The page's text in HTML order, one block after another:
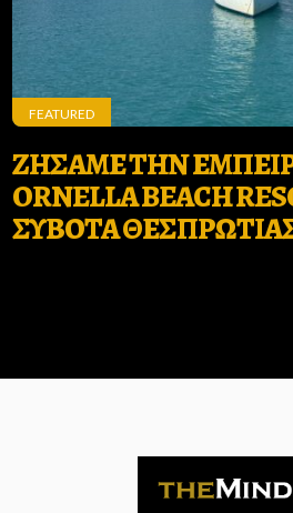
FEATURED
ΖΗΣΑΜΕ ΤΗΝ
ORNELLA BEACH
ΣΥΒΟΤΑ